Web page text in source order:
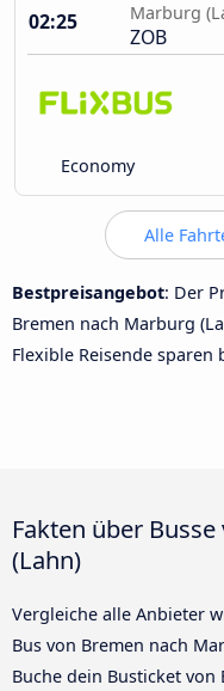
02:25
Marburg
ZOB
Economy
Alle
Bestpreisangebot: Der
Bremen nach Marburg
Flexible Reisende sparen
Fakten über
(Lahn)
Vergleiche alle Anbieter
Bus von Bremen nach
Buche dein Busticket